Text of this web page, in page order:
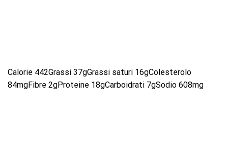
Calorie 442Grassi 37gGrassi saturi 16gColesterolo
84mgFibre 2gProteine ​​18gCarboidrati 7gSodio 608mg